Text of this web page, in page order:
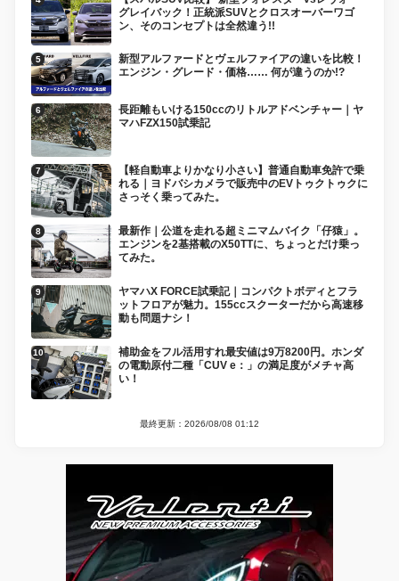
グレイバック！正統派SUVとクロスオーバーワゴ
ン、そのコンセプトは全然違う!!
新型アルファードとヴェルファイアの違いを比較！
エンジン・グレード・価格…… 何が違うのか!?
長距離もいける150ccのリトルアドベンチャー｜ヤ
マハFZX150試乗記
【軽自動車よりかなり小さい】普通自動車免許で乗
れる｜ヨドバシカメラで販売中のEVトゥクトゥクに
さっそく乗ってみた。
最新作｜公道を走れる超ミニマムバイク「仔猿」。
エンジンを2基搭載のX50TTに、ちょっとだけ乗っ
てみた。
ヤマハX FORCE試乗記｜コンパクトボディとフラ
ットフロアが魅力。155ccスクーターだから高速移
動も問題ナシ！
補助金をフル活用すれ最安値は9万8200円。ホンダ
の電動原付二種「CUV e：」の満足度がメチャ高
い！
最終更新：2026/08/08 01:12